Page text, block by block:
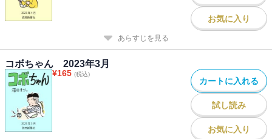
お気に入り
あらすじを見る
コボちゃん 2023年3月
¥165 (税込)
カートに入れる
試し読み
お気に入り